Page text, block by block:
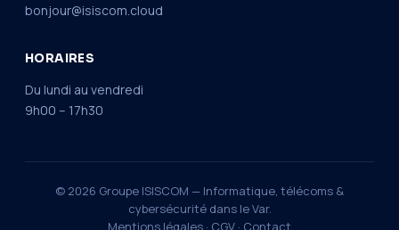
bonjour@isiscom.cloud
HORAIRES
Du lundi au vendredi
9h00 – 17h30
© 2026 Groupe ISISCOM — Informatique, télécoms &
cybersécurité dans le Var.
Mentions légales · CGV · Contact